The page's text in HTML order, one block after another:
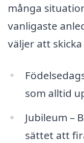
många
vanligaste
väljer att
som alltid
Jubileum –
sättet att